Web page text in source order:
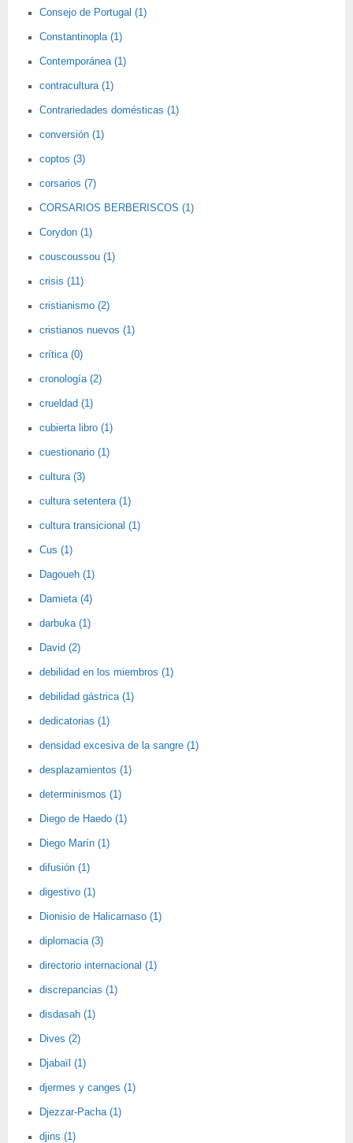
Consejo de Portugal (1)
Constantinopla (1)
Contemporánea (1)
contracultura (1)
Contrariedades domésticas (1)
conversión (1)
coptos (3)
corsarios (7)
CORSARIOS BERBERISCOS (1)
Corydon (1)
couscoussou (1)
crisis (11)
cristianismo (2)
cristianos nuevos (1)
crítica (0)
cronología (2)
crueldad (1)
cubierta libro (1)
cuestionario (1)
cultura (3)
cultura setentera (1)
cultura transicional (1)
Cus (1)
Dagoueh (1)
Damieta (4)
darbuka (1)
David (2)
debilidad en los miembros (1)
debilidad gástrica (1)
dedicatorias (1)
densidad excesiva de la sangre (1)
desplazamientos (1)
determinismos (1)
Diego de Haedo (1)
Diego Marín (1)
difusión (1)
digestivo (1)
Dionisio de Halicarnaso (1)
diplomacia (3)
directorio internacional (1)
discrepancias (1)
disdasah (1)
Dives (2)
Djabaïl (1)
djermes y canges (1)
Djezzar-Pacha (1)
djins (1)